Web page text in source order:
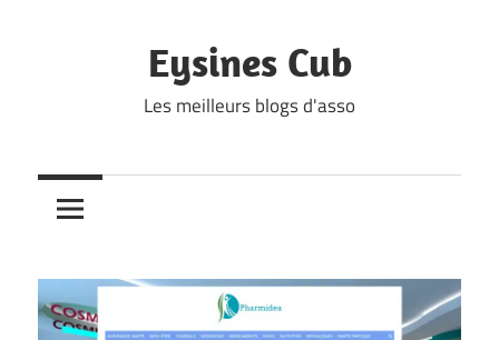
Eysines Cub
Les meilleurs blogs d'asso